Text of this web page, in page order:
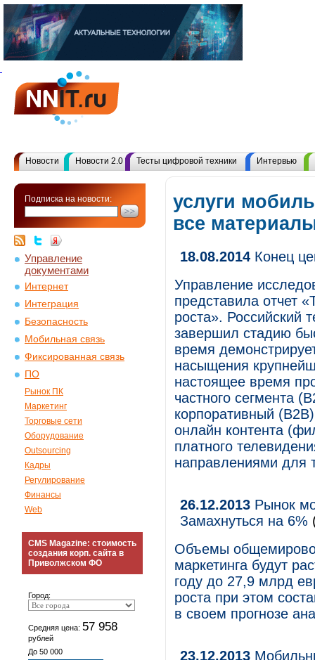
Новости Новости 2.0 Тесты цифровой техники Интервью
Подписка на новости:
Управление
документами
Интернет
Интеграция
Безопасность
Мобильная связь
Фиксированная связь
ПО
Рынок ПК
Маркетинг
Торговые сети
Оборудование
Outsourcing
Кадры
Регулирование
Финансы
Web
CMS Magazine: стоимость
создания корп. сайта в
Приволжском ФО
Город:
Средняя цена: 57 958
рублей
До 50 000
услуги
все
18.08.2014 Конец
Управление
представила отчет
роста». Российский
завершил стадию
время
насыщения
настоящее время
частного сегмента
корпоративный
онлайн контента
платного
направлениями для
26.12.2013 Рынок
Замахнуться на 6%
Объемы
маркетинга будут
году до 27,9 млрд
роста при этом
в своем прогнозе
23.12.2013